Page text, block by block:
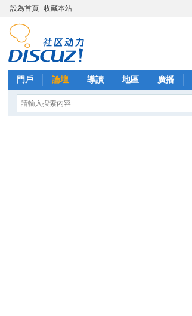
設為首頁 收藏本站
門戶 論壇 導讀 地區 廣播